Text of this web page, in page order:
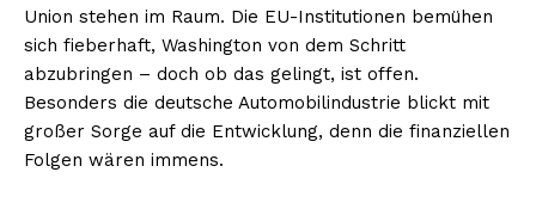
Union stehen im Raum. Die EU-Institutionen bemühen
sich fieberhaft, Washington von dem Schritt
abzubringen – doch ob das gelingt, ist offen.
Besonders die deutsche Automobilindustrie blickt mit
großer Sorge auf die Entwicklung, denn die finanziellen
Folgen wären immens.